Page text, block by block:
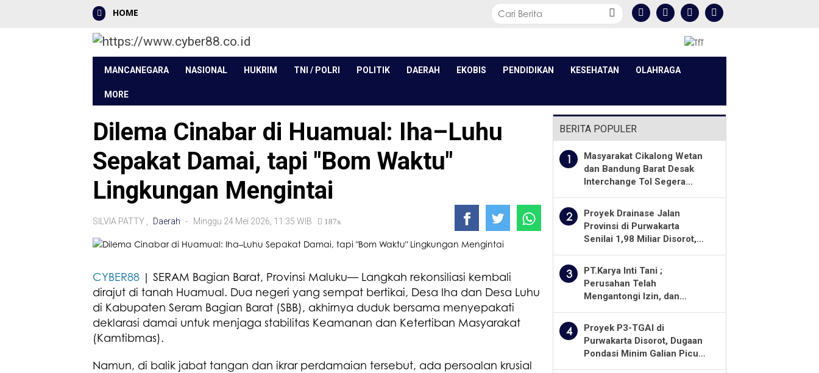
HOME
MANCANEGARA NASIONAL HUKRIM TNI / POLRI POLITIK DAERAH EKOBIS PENDIDIKAN KESEHATAN OLAHRAGA
MORE
Dilema Cinabar di Huamual: Iha–Luhu
Sepakat Damai, tapi "Bom Waktu"
Lingkungan Mengintai
SILVIA PATTY , Daerah - Minggu 24 Mei 2026, 11:35 WIB 187x
CYBER88 | SERAM Bagian Barat, Provinsi Maluku— Langkah rekonsiliasi kembali
dirajut di tanah Huamual. Dua negeri yang sempat bertikai, Desa Iha dan Desa Luhu
di Kabupaten Seram Bagian Barat (SBB), akhirnya duduk bersama menyepakati
deklarasi damai untuk menjaga stabilitas Keamanan dan Ketertiban Masyarakat
(Kamtibmas).
Namun, di balik jabat tangan dan ikrar perdamaian tersebut, ada persoalan krusial
BERITA POPULER
1
Masyarakat Cikalong Wetan
dan Bandung Barat Desak
Interchange Tol Segera
2
Proyek Drainase Jalan
Provinsi di Purwakarta
Senilai 1,98 Miliar Disorot,
Pekerjaan Diawasi Ketat
3
PT.Karya Inti Tani ;
Perusahan Telah
Mengantongi Izin, dan
Aturan Yang Berlaku
4
Proyek P3-TGAI di
Purwakarta Disorot, Dugaan
Pondasi Minim Galian Picu